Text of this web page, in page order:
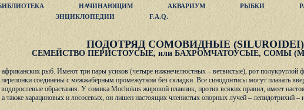
НАЧИНАЮЩИМ АКВАРИУМ РЫБКИ
ЭНЦИКЛОПЕДИИ
F.A.Q.
ПОДОТРЯД СОМОВИДНЫЕ (SILUROIDEI)
СЕМЕЙСТВО ПЕРИСТОУСЫЕ, или БАХРОМЧАТОУСЫЕ, СОМЫ
рыб. Имеют три пары усиков (четыре нижнечелюстных – ветвистые), рот полукруглой
соединены с межжаберным промежутком без складки. Все синодонтисы могут плавать
обрастания. У сомика Mochokus жировой плавник, против всяких правил, имеет
также харациновых и лососевых, он лишен настоящих членистых опорных лучей – лепидотрихий –